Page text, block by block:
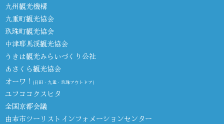
九州観光機構
九重町観光協会
玖珠町観光協会
中津耶馬渓観光協会
うきは観光みらいづくり公社
あさくら観光協会
オーワ！ (日田・九重・玖珠アウトドア)
ユフココクスヒタ
全国京都会議
由布市ツーリストインフォメーションセンター